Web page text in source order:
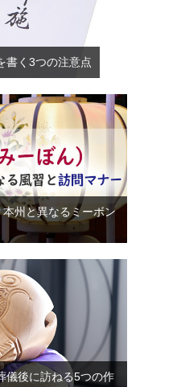
書く3つの注意点
本州と異なるミーボン
儀後に訪ねる5つの作